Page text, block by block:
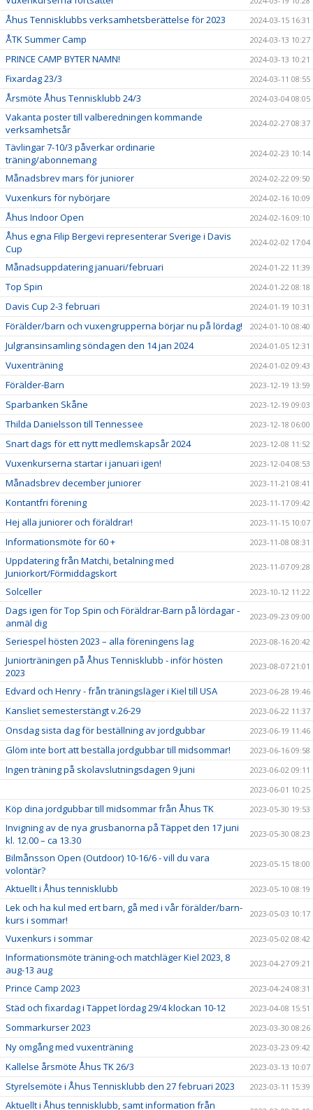
Åhus Tennisklubbs verksamhetsberättelse för 2023 2024-03-15 16:31
ÅTK Summer Camp 2024-03-13 10:27
PRINCE CAMP BYTER NAMN! 2024-03-13 10:21
Fixardag 23/3 2024-03-11 08:55
Årsmöte Åhus Tennisklubb 24/3 2024-03-04 08:05
Vakanta poster till valberedningen kommande
verksamhetsår
2024-02-27 08:37
Tävlingar 7-10/3 påverkar ordinarie
träning/abonnemang
2024-02-23 10:14
Månadsbrev mars för juniorer 2024-02-22 09:50
Vuxenkurs för nybörjare 2024-02-16 10:09
Åhus Indoor Open 2024-02-16 09:10
Åhus egna Filip Bergevi representerar Sverige i Davis
Cup
2024-02-02 17:04
Månadsuppdatering januari/februari 2024-01-22 11:39
Top Spin 2024-01-22 08:18
Davis Cup 2-3 februari 2024-01-19 10:31
Förälder/barn och vuxengrupperna börjar nu på lördag! 2024-01-10 08:40
Julgransinsamling söndagen den 14 jan 2024 2024-01-05 12:31
Vuxenträning 2024-01-02 09:43
Förälder-Barn 2023-12-19 13:59
Sparbanken Skåne 2023-12-19 09:03
Thilda Danielsson till Tennessee 2023-12-18 06:00
Snart dags för ett nytt medlemskapsår 2024 2023-12-08 11:52
Vuxenkurserna startar i januari igen! 2023-12-04 08:53
Månadsbrev december juniorer 2023-11-21 08:41
Kontantfri förening 2023-11-17 09:42
Hej alla juniorer och föräldrar! 2023-11-15 10:07
Informationsmöte för 60 + 2023-11-08 08:31
Uppdatering från Matchi, betalning med
Juniorkort/Förmiddagskort
2023-11-07 09:28
Solceller 2023-10-12 11:22
Dags igen för Top Spin och Föräldrar-Barn på lördagar -
anmäl dig
2023-09-23 09:00
Seriespel hösten 2023 – alla föreningens lag 2023-08-16 20:42
Juniorträningen på Åhus Tennisklubb - inför hösten
2023
2023-08-07 21:01
Edvard och Henry - från träningsläger i Kiel till USA 2023-06-28 19:46
Kansliet semesterstängt v.26-29 2023-06-22 11:37
Onsdag sista dag för beställning av jordgubbar 2023-06-19 11:46
Glöm inte bort att beställa jordgubbar till midsommar! 2023-06-16 09:58
Ingen träning på skolavslutningsdagen 9 juni
2023-06-02 09:11
2023-06-01 10:25
Köp dina jordgubbar till midsommar från Åhus TK 2023-05-30 19:53
Invigning av de nya grusbanorna på Täppet den 17 juni
kl. 12.00 – ca 13.30
2023-05-30 08:23
Bilmånsson Open (Outdoor) 10-16/6 - vill du vara
volontär?
2023-05-15 18:00
Aktuellt i Åhus tennisklubb 2023-05-10 08:19
Lek och ha kul med ert barn, gå med i vår förälder/barn-
kurs i sommar!
2023-05-03 10:17
Vuxenkurs i sommar 2023-05-02 08:42
Informationsmöte träning-och matchläger Kiel 2023, 8
aug-13 aug
2023-04-27 09:21
Prince Camp 2023 2023-04-24 08:31
Städ och fixardag i Täppet lördag 29/4 klockan 10-12 2023-04-08 15:51
Sommarkurser 2023 2023-03-30 08:26
Ny omgång med vuxenträning 2023-03-23 09:42
Kallelse årsmöte Åhus TK 26/3 2023-03-13 10:07
Styrelsemöte i Åhus Tennisklubb den 27 februari 2023 2023-03-11 15:39
Aktuellt i Åhus tennisklubb, samt information från